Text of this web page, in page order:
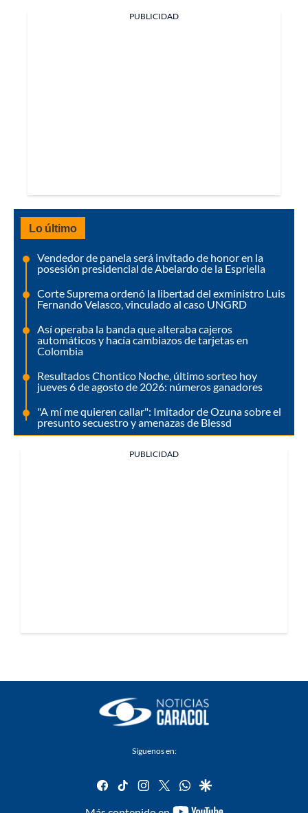
PUBLICIDAD
Lo último
Vendedor de panela será invitado de honor en la
posesión presidencial de Abelardo de la Espriella
Corte Suprema ordenó la libertad del exministro Luis
Fernando Velasco, vinculado al caso UNGRD
Así operaba la banda que alteraba cajeros
automáticos y hacía cambiazos de tarjetas en
Colombia
Resultados Chontico Noche, último sorteo hoy
jueves 6 de agosto de 2026: números ganadores
"A mí me quieren callar": Imitador de Ozuna sobre el
presunto secuestro y amenazas de Blessd
PUBLICIDAD
Síguenos en:
facebook
tiktok instagram
twitterwhatsapp
google